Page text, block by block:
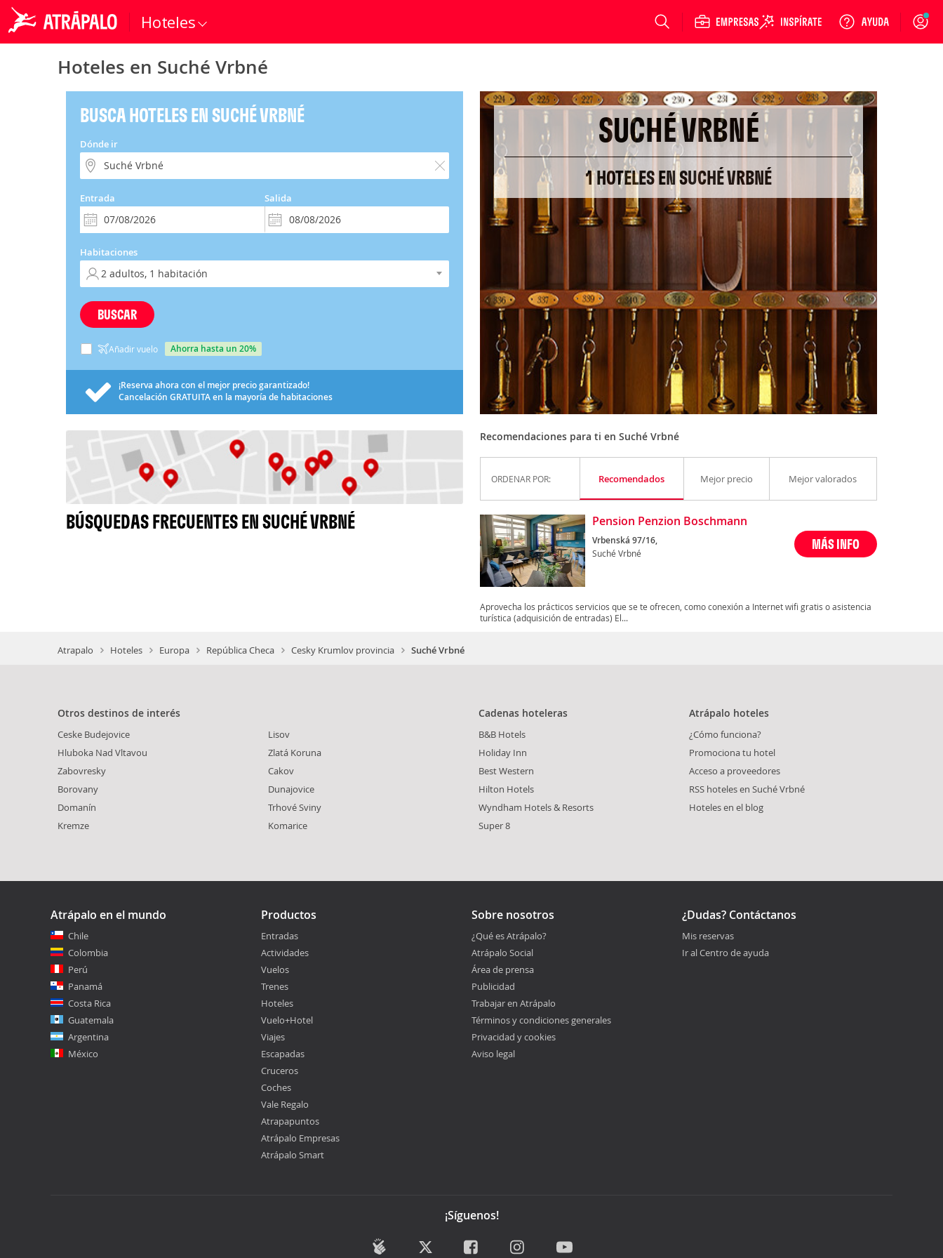
Hoteles Login
Hoteles en Suché Vrbné
BUSCA HOTELES EN SUCHÉ VRBNÉ
Dónde ir
Entrada Salida
Habitaciones
BUSCAR
Añadir vuelo ahorra hasta un 20%
¡Reserva ahora con el mejor precio garantizado!
Cancelación GRATUITAen la mayoría de habitaciones
BÚSQUEDAS FRECUENTES EN SUCHÉ VRBNÉ
SUCHÉ VRBNÉ
1 HOTELES EN SUCHÉ VRBNÉ
Recomendaciones para ti en Suché Vrbné
ORDENAR POR: Recomendados Mejor precio Mejor valorados
Pension Penzion Boschmann
Vrbenská 97/16,
Suché Vrbné
MÁS INFO
Aprovecha los prácticos servicios que se te ofrecen, como conexión a Internet wifi gratis o asistencia
turística (adquisición de entradas) El...
Atrapalo Hoteles Europa República Checa Cesky Krumlov provincia Suché Vrbné
Otros destinos de interés
Ceske Budejovice
Hluboka Nad Vltavou
Zabovresky
Borovany
Domanín
Kremze
Lisov
Zlatá Koruna
Cakov
Dunajovice
Trhové Sviny
Komarice
Cadenas hoteleras
B&B Hotels
Holiday Inn
Best Western
Hilton Hotels
Wyndham Hotels & Resorts
Super 8
Atrápalo hoteles
¿Cómo funciona?
Promociona tu hotel
Acceso a proveedores
RSS hoteles en Suché Vrbné
Hoteles en el blog
Atrápalo en el mundo
Chile
Colombia
Perú
Panamá
Costa Rica
Guatemala
Argentina
México
Productos
Entradas
Actividades
Vuelos
Trenes
Hoteles
Vuelo+Hotel
Viajes
Escapadas
Cruceros
Coches
Vale Regalo
Atrapapuntos
Atrápalo Empresas
Atrápalo Smart
Sobre nosotros
¿Qué es Atrápalo?
Atrápalo Social
Área de prensa
Publicidad
Trabajar en Atrápalo
Términos y condiciones generales
Privacidad y cookies
Aviso legal
¿Dudas? Contáctanos
Mis reservas
Ir al Centro de ayuda
¡Síguenos!